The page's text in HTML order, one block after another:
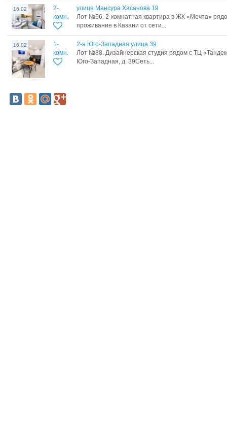
16.02
2-
комн.
улица Мансура Хасанова 19
Лот №56. 2-комнатная квартира в ЖК «Мечта»
проживание в Казани от сети...
16.02
1-
комн.
2-я Юго-Западная улица 39
Лот №88. Дизайнерская студия рядом с ТЦ
Юго-Западная, д. 39Сеть...